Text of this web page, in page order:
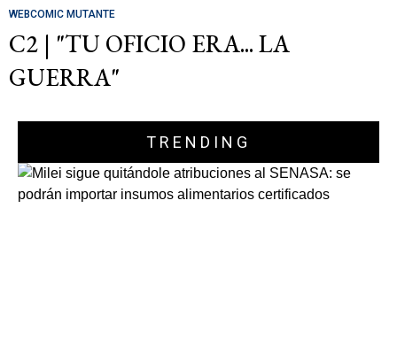
WEBCOMIC MUTANTE
C2 | "TU OFICIO ERA... LA
GUERRA"
TRENDING